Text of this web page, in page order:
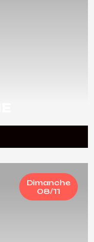
Dimanche
08/11